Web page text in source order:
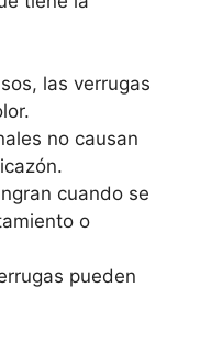
las verrugas
no causan
cuando se
o
pueden